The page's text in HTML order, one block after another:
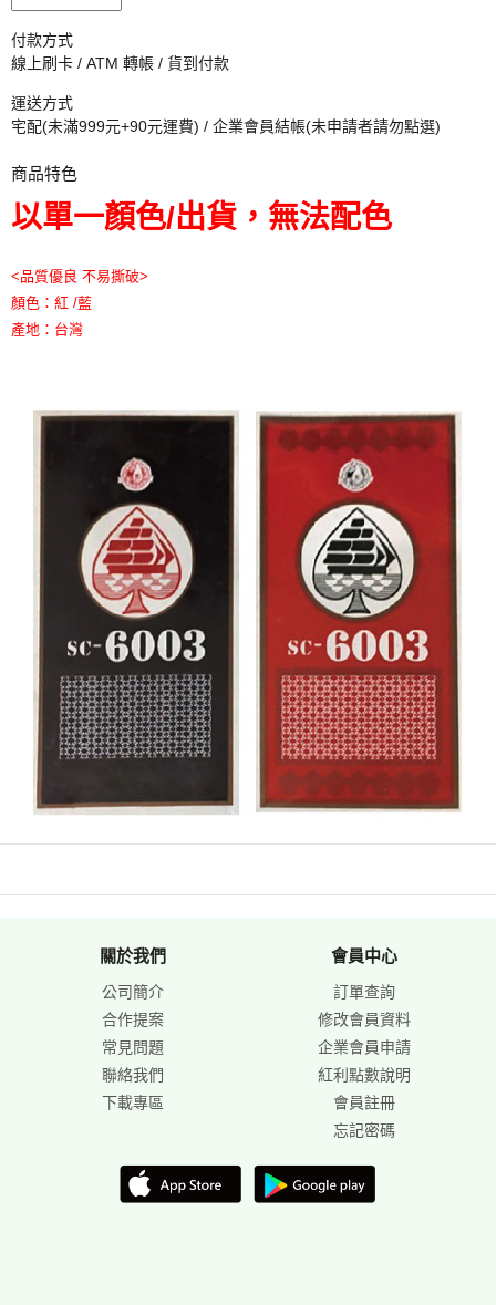
付款方式
線上刷卡 / ATM 轉帳 / 貨到付款
運送方式
宅配(未滿999元+90元運費) / 企業會員結帳(未申請者請勿點選)
商品特色
以單一顏色/出貨，無法配色
<品質優良 不易撕破>
顏色：紅 /藍
產地：台灣
關於我們
公司簡介
合作提案
常見問題
聯絡我們
下載專區
會員中心
訂單查詢
修改會員資料
企業會員申請
紅利點數說明
會員註冊
忘記密碼